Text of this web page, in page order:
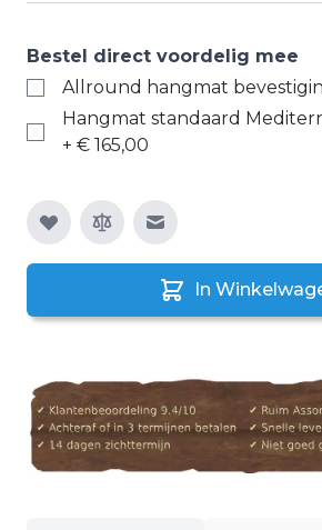
Bestel direct voordelig mee
Allround hangmat
Hangmat standaard
+ € 165,00
E-mail naar een
In